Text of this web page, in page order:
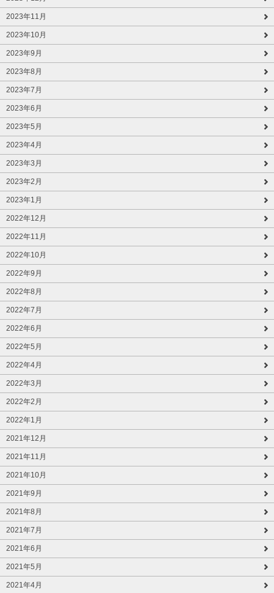
2023年11月
2023年10月
2023年9月
2023年8月
2023年7月
2023年6月
2023年5月
2023年4月
2023年3月
2023年2月
2023年1月
2022年12月
2022年11月
2022年10月
2022年9月
2022年8月
2022年7月
2022年6月
2022年5月
2022年4月
2022年3月
2022年2月
2022年1月
2021年12月
2021年11月
2021年10月
2021年9月
2021年8月
2021年7月
2021年6月
2021年5月
2021年4月